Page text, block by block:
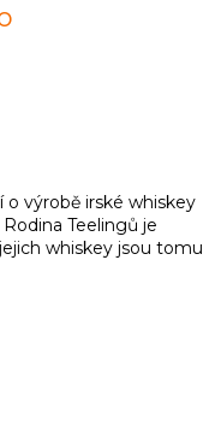
výrobě irské whiskey
Teelingů je
whiskey jsou tomu